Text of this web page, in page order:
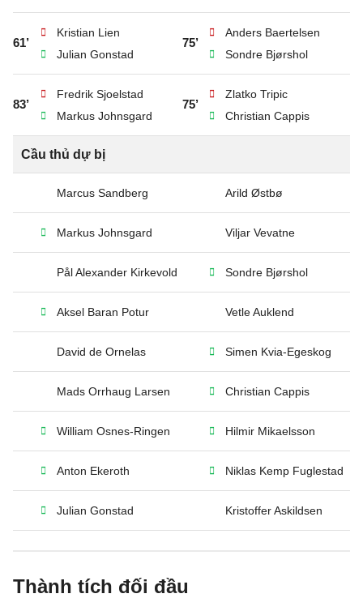
61’
Kristian Lien
Julian Gonstad
75’
Anders Baertelsen
Sondre Bjørshol
83’
Fredrik Sjoelstad
Markus Johnsgard
75’
Zlatko Tripic
Christian Cappis
Cầu thủ dự bị
Marcus Sandberg Arild Østbø
Markus Johnsgard Viljar Vevatne
Pål Alexander Kirkevold Sondre Bjørshol
Aksel Baran Potur Vetle Auklend
David de Ornelas Simen Kvia-Egeskog
Mads Orrhaug Larsen Christian Cappis
William Osnes-Ringen Hilmir Mikaelsson
Anton Ekeroth Niklas Kemp Fuglestad
Julian Gonstad Kristoffer Askildsen
Thành tích đối đầu